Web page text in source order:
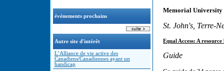
événements prochains
Autre site d'intérêt
L’Alliance de vie active des
Canadiens/Canadiennes ayant un
handicap
Memorial University
St. John's, Terre-
Equal Access: A
Guide